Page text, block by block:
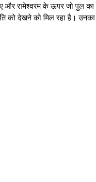
और रामेश्वरम के ऊपर जो पुल का
को देखने को मिल रहा है। उनका